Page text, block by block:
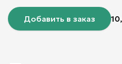
Добавить в заказ